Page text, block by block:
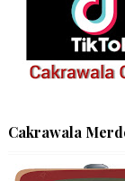
Cakrawala